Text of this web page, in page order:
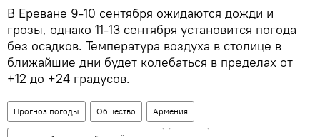
В Ереване 9-10 сентября ожидаются дожди и
грозы, однако 11-13 сентября установится погода
без осадков. Температура воздуха в столице в
ближайшие дни будет колебаться в пределах от
+12 до +24 градусов.
Прогноз погоды Общество Армения